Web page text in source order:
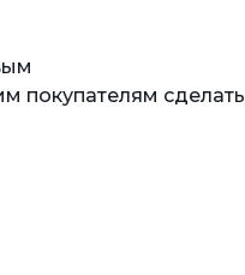
покупателям сделать